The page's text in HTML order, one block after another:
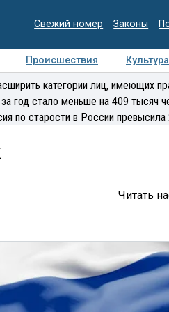
Свежий номер Законы
Происшествия Культура
Интервью
категории лиц, имеющих
год стало меньше на 409 тысяч
по старости в России превысила
Читать